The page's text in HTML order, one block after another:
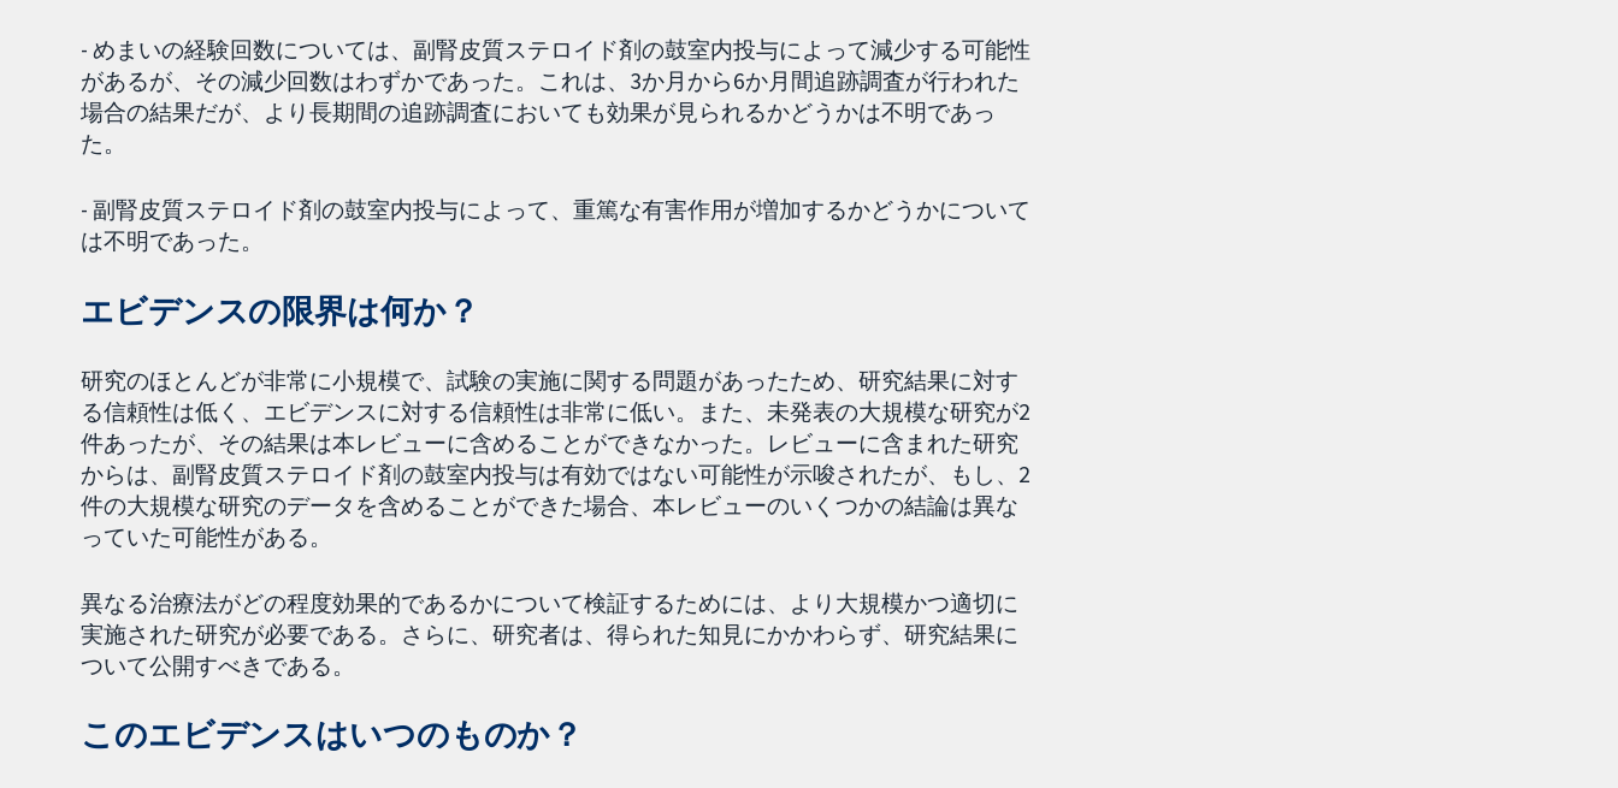
- めまいの経験回数については、副腎皮質ステロイド剤の鼓室内投与によって減少する可能性
があるが、その減少回数はわずかであった。これは、3か月から6か月間追跡調査が行われた
場合の結果だが、より長期間の追跡調査においても効果が見られるかどうかは不明であっ
た。
- 副腎皮質ステロイド剤の鼓室内投与によって、重篤な有害作用が増加するかどうかについて
は不明であった。
エビデンスの限界は何か？
研究のほとんどが非常に小規模で、試験の実施に関する問題があったため、研究結果に対す
る信頼性は低く、エビデンスに対する信頼性は非常に低い。また、未発表の大規模な研究が2
件あったが、その結果は本レビューに含めることができなかった。レビューに含まれた研究
からは、副腎皮質ステロイド剤の鼓室内投与は有効ではない可能性が示唆されたが、もし、2
件の大規模な研究のデータを含めることができた場合、本レビューのいくつかの結論は異な
っていた可能性がある。
異なる治療法がどの程度効果的であるかについて検証するためには、より大規模かつ適切に
実施された研究が必要である。さらに、研究者は、得られた知見にかかわらず、研究結果に
ついて公開すべきである。
このエビデンスはいつのものか？